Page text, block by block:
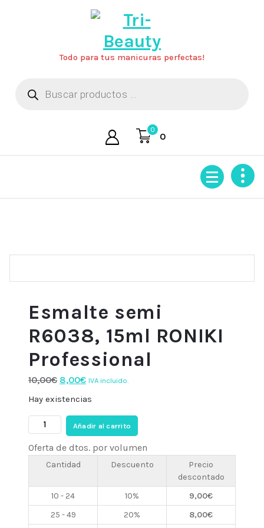
Todo para tus manicuras perfectas!
productos
0
0
Esmalte semi
R6038, 15ml RONIKI
Professional
10,00€ El
precio
era:
10,00€.
8,00€El
es:
8,00€.
IVA incluido.
Hay existencias
Esmalte
semi
R6038,
15ml
Professional
cantidad
Añadir al carrito
Oferta de dtos. por volumen
Cantidad Descuento
Precio
descontado
10 - 24
10% 9,00€
25 - 49
20% 8,00€